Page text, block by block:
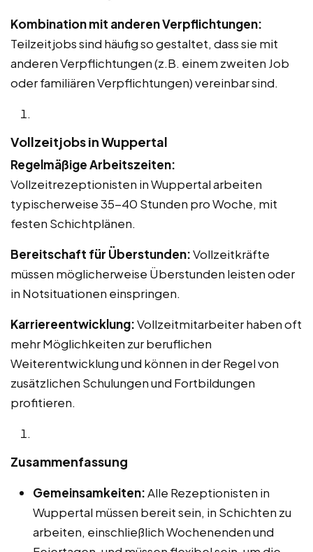
Kombination mit anderen Verpflichtungen:
Teilzeitjobs sind häufig so gestaltet, dass sie mit
anderen Verpflichtungen (z.B. einem zweiten Job
oder familiären Verpflichtungen) vereinbar sind.
Vollzeitjobs in Wuppertal
Regelmäßige Arbeitszeiten:
Vollzeitrezeptionisten in Wuppertal arbeiten
typischerweise 35-40 Stunden pro Woche, mit
festen Schichtplänen.
Bereitschaft für Überstunden:Vollzeitkräfte
müssen möglicherweise Überstunden leisten oder
in Notsituationen einspringen.
Karriereentwicklung:Vollzeitmitarbeiter haben oft
mehr Möglichkeiten zur beruflichen
Weiterentwicklung und können in der Regel von
zusätzlichen Schulungen und Fortbildungen
profitieren.
Zusammenfassung
Gemeinsamkeiten:Alle Rezeptionisten in
Wuppertal müssen bereit sein, in Schichten zu
arbeiten, einschließlich Wochenenden und